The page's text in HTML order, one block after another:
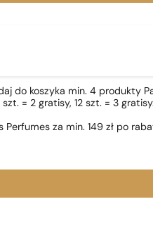
do koszyka min. 4 produkty
= 2 gratisy, 12 szt. = 3
Perfumes za min. 149 zł po